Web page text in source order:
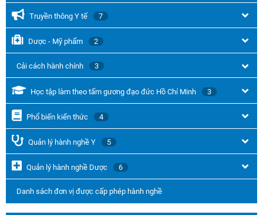
Truyền thông Y tế 7
Dược - Mỹ phẩm 2
Cải cách hành chính 3
Học tập làm theo tấm gương đạo đức Hồ Chí Minh 3
Phổ biến kiến thức 4
Quản lý hành nghề Y 5
Quản lý hành nghề Dược 6
Danh sách đơn vị được cấp phép hành nghề